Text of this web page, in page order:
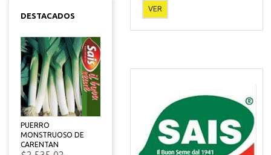
DESTACADOS
PUERRO
MONSTRUOSO DE
CARENTAN
VER